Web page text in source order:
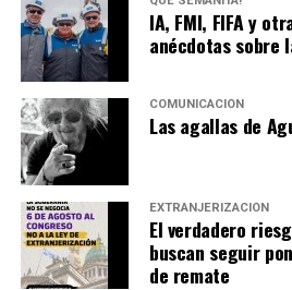
IA, FMI, FIFA y
anécdotas sobre
COMUNICACIÓN
Las agallas de
EXTRANJERIZACIÓN
El verdadero
buscan seguir
de remate